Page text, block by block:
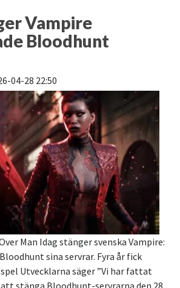
Vampire
Bloodhunt
04-28 22:50
Man Idag stänger svenska Vampire:
sina servrar. Fyra år fick
Utvecklarna säger ”Vi har fattat